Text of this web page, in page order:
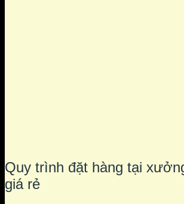
Quy trình đặt hàng tại
giá rẻ